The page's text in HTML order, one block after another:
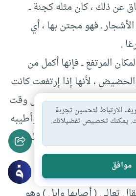
عن ذلك ، كان مثله كجنة ــ
ـ فهو مجتن بها ، أي
.
المرتفع ــ فإنها أكمل من
، لأنها إذا إرتفعت كانت
، وكانت ضاحية للشمس وقت
، فكانت أنضج ثمرا وأطيبه
تزداد طيبا وزكاء بالرياح
التي تنشأ في الظلال .
مرتفع لم يخش عليها إلا من
الارتباط لتحسين تجربة
يمكنك تخصيص تفضيلاتك.
موافق